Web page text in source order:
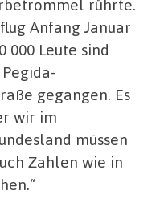
rührte.
Anfang Januar
000 Leute sind
gegangen. Es
wir im
müssen
Zahlen wie in